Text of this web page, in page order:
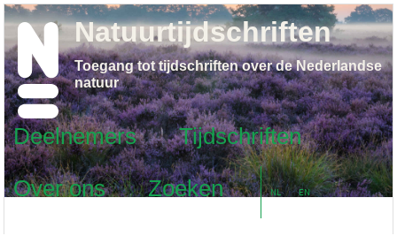
Deelnemers
Tijdschriften
Over ons
Zoeken NL EN
Natuurtijdschriften
Toegang tot tijdschriften over de Nederlandse
natuur